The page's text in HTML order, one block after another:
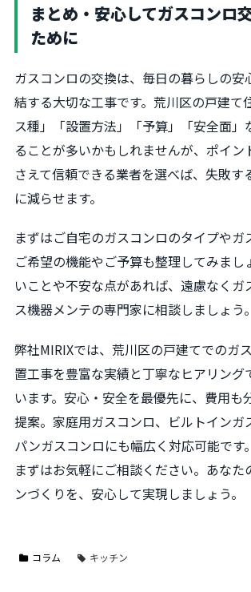
まとめ・安心してガスコンロ
ために
ガスコンロの交換は、毎日の暮らしの安
結する大切な工事です。荒川区の戸建て
ス種」「設置方法」「予算」「安全面」
ることが多いかもしれませんが、ポイン
さえて信頼できる業者を選べば、失敗す
に減らせます。
まずはご自宅のガスコンロのタイプやガ
ご希望の機能やご予算も整理してみまし
いことや不安な点があれば、遠慮なくガ
ス機器メンテの専門家に相談しましょう。
弊社MIRIXでは、荒川区の戸建てでのガ
置工事を豊富な実績と丁寧なヒアリング
います。安心・安全を最優先に、費用も
提案。家庭用ガスコンロ、ビルトインガ
パンガスコンロにも幅広く対応可能です。
まずはお気軽にご相談ください。あなた
ンづくりを、安心して実現しましょう。
コラム キッチン